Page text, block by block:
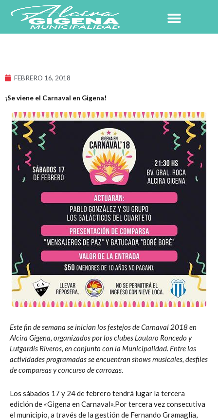
contenido
FEBRERO 16, 2018
¡Se viene el Carnaval en Gigena!
Este fin de semana se inician los festejos de Carnaval 2018 en
Alcira Gigena, organizados por los clubes Lautaro Roncedo y
Lutgardis Riveros, en conjunto con la Municipalidad. Entre las
actividades programadas se encuentran shows musicales, desfiles
de comparsas y concurso de carrozas.
Los sábados 17 y 24 de febrero tendrá lugar la tercera
edición de «Gigena en Carnaval».Por tercera vez consecutiva
el municipio, a través de la gestión de Fernando Gramaglia,